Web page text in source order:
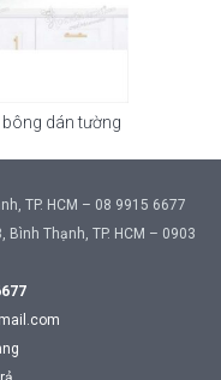
dán tường
TP. HCM – 08 9915 6677
Bình Thạnh, TP. HCM – 0903